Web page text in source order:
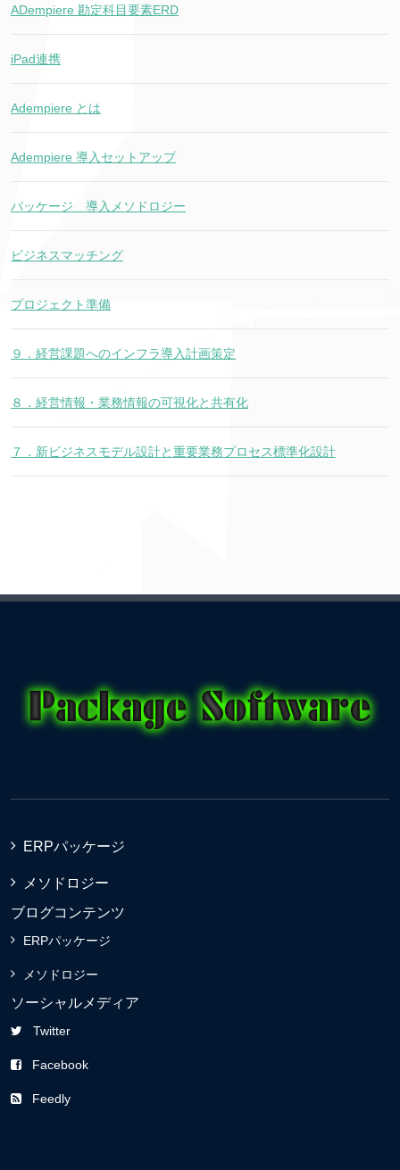
ADempiere 勘定科目要素ERD
iPad連携
Adempiere とは
Adempiere 導入セットアップ
パッケージ 導入メソドロジー
ビジネスマッチング
プロジェクト準備
９．経営課題へのインフラ導入計画策定
８．経営情報・業務情報の可視化と共有化
７．新ビジネスモデル設計と重要業務プロセス標準化設計
ERPパッケージ
メソドロジー
ブログコンテンツ
ERPパッケージ
メソドロジー
ソーシャルメディア
Twitter
Facebook
Feedly